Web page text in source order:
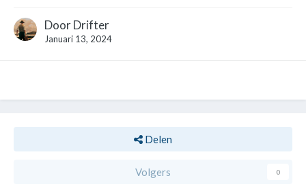
DoorDrifter
Januari 13, 2024
Delen
Volgers 0